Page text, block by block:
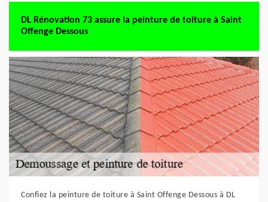
DL Rénovation 73 assure la peinture de toiture à Saint
Offenge Dessous
Confiez la peinture de toiture à Saint Offenge Dessous à DL